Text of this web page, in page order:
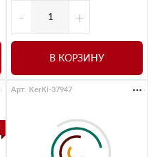
- +
В КОРЗИНУ
Арт. KerKi-37947